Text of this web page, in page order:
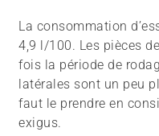
La consommation
4,9 l/100. Les pièces
fois la période de
latérales sont un peu
faut le prendre en
exigus.